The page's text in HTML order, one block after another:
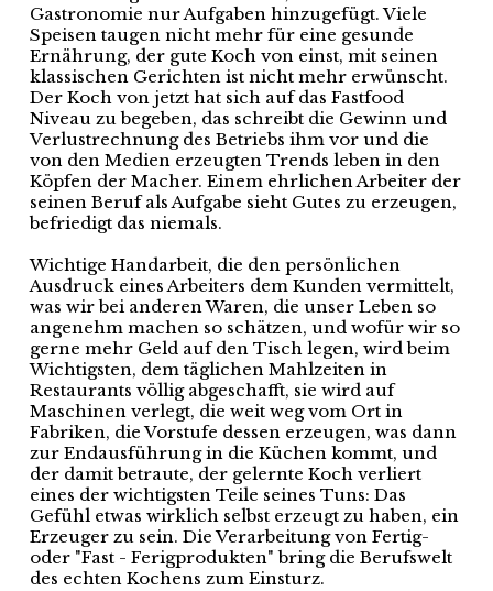
Gastronomie nur Aufgaben hinzugefügt. Viele
Speisen taugen nicht mehr für eine gesunde
Ernährung, der gute Koch von einst, mit seinen
klassischen Gerichten ist nicht mehr erwünscht.
Der Koch von jetzt hat sich auf das Fastfood
Niveau zu begeben, das schreibt die Gewinn und
Verlustrechnung des Betriebs ihm vor und die
von den Medien erzeugten Trends leben in den
Köpfen der Macher. Einem ehrlichen Arbeiter der
seinen Beruf als Aufgabe sieht Gutes zu erzeugen,
befriedigt das niemals.
Wichtige Handarbeit, die den persönlichen
Ausdruck eines Arbeiters dem Kunden vermittelt,
was wir bei anderen Waren, die unser Leben so
angenehm machen so schätzen, und wofür wir so
gerne mehr Geld auf den Tisch legen, wird beim
Wichtigsten, dem täglichen Mahlzeiten in
Restaurants völlig abgeschafft, sie wird auf
Maschinen verlegt, die weit weg vom Ort in
Fabriken, die Vorstufe dessen erzeugen, was dann
zur Endausführung in die Küchen kommt, und
der damit betraute, der gelernte Koch verliert
eines der wichtigsten Teile seines Tuns: Das
Gefühl etwas wirklich selbst erzeugt zu haben, ein
Erzeuger zu sein. Die Verarbeitung von Fertig-
oder "Fast - Ferigprodukten" bring die Berufswelt
des echten Kochens zum Einsturz.